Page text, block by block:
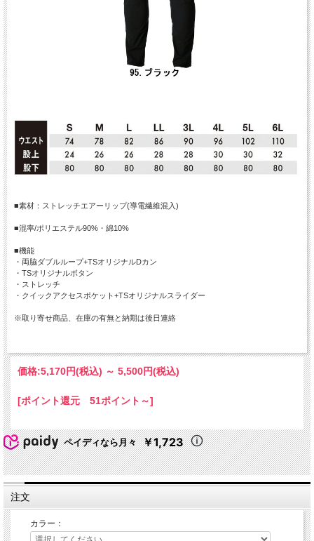
■素材：ストレッチエアーリップ(導電繊維混入)
■混率/ポリエステル90%・綿10%
■機能
・両脇ダブルループ+TSオリジナルDカン
・TSオリジナルボタン
・ストレッチ
・クイックアクセスポケット+TSオリジナルスライダー
※取り寄せ商品、在庫の有無と納期は後日連絡
価格:5,170円(税込) ～ 5,500円(税込)
[ポイント還元 51ポイント～]
ペイディなら月々 ￥1,723
注文
カラー：